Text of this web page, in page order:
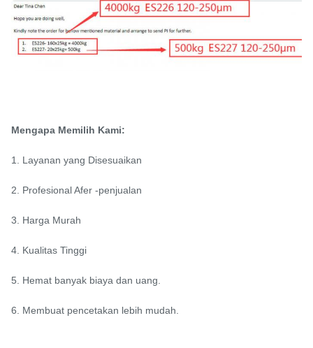
Mengapa Memilih Kami:
1. Layanan yang Disesuaikan
2. Profesional Afer -penjualan
3. Harga Murah
4. Kualitas Tinggi
5. Hemat banyak biaya dan uang.
6. Membuat pencetakan lebih mudah.